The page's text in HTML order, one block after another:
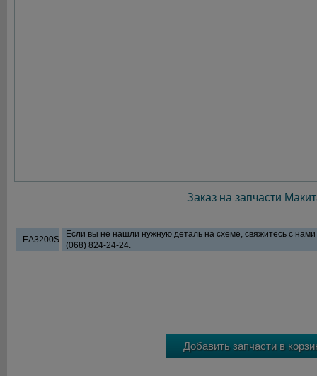
Заказ на запчасти
EA3200S
Если вы не нашли нужную деталь на схеме, свяжитесь с
(068) 824-24-24.